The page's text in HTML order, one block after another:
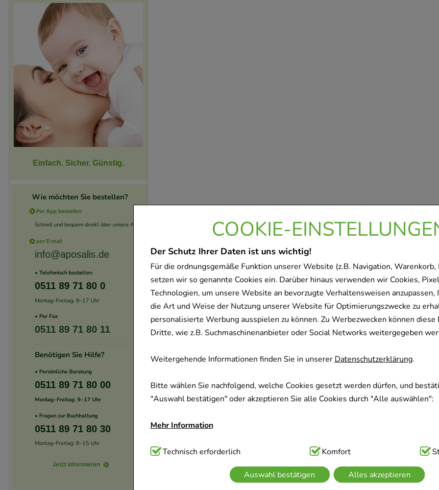
COOKIE-
Der Schutz Ihrer Daten ist uns wichtig!
Für die ordnungsgemäße Funktion unserer Website (z.B. Navigation, Warenkorb,
setzen wir so genannte Cookies ein. Darüber hinaus verwenden wir Cookies,
Technologien, um unsere Website an bevorzugte Verhaltensweisen anzupassen,
die Art und Weise der Nutzung unserer Website für Optimierungszwecke zu
personalisierte Werbung ausspielen zu können. Zu Werbezwecken können diese
Dritte, wie z.B. Suchmaschinenanbieter oder Social Networks weitergegeben
Weitergehende Informationen finden Sie in unsererDatenschutzerklärung.
Bitte wählen Sie nachfolgend, welche Cookies gesetzt werden dürfen, und
"Auswahl bestätigen" oder akzeptieren Sie alle Cookies durch "Alle auswählen":
Mehr Information
Technisch Notwendig:Hierbei handelt es sich um Cookies, die für die
Website notwendig sind (z.B. Navigation, Warenkorb, Kundenkonto), weshalb auf
verzichtet werden kann.
Technisch erforderlich Komfort
Auswahl bestätigen Alles akzeptieren
Einfach. Sicher. Günstig.
Wie möchten Sie bestellen?
Per App bestellen
Schnell und bequem direkt über unsere App.
per E-mail
info@aposalis.de
• Telefonisch bestellen
0511 89 71 80 0
Montag–Freitag: 9–17 Uhr
• Per Fax
0511 89 71 80 11
Benötigen Sie Hilfe?
• Persönliche Beratung
0511 89 71 80 00
Montag–Freitag: 9–17 Uhr
• Fragen zur Buchhaltung
0511 89 71 80 30
Montag–Freitag: 9–15 Uhr
Jetzt informieren